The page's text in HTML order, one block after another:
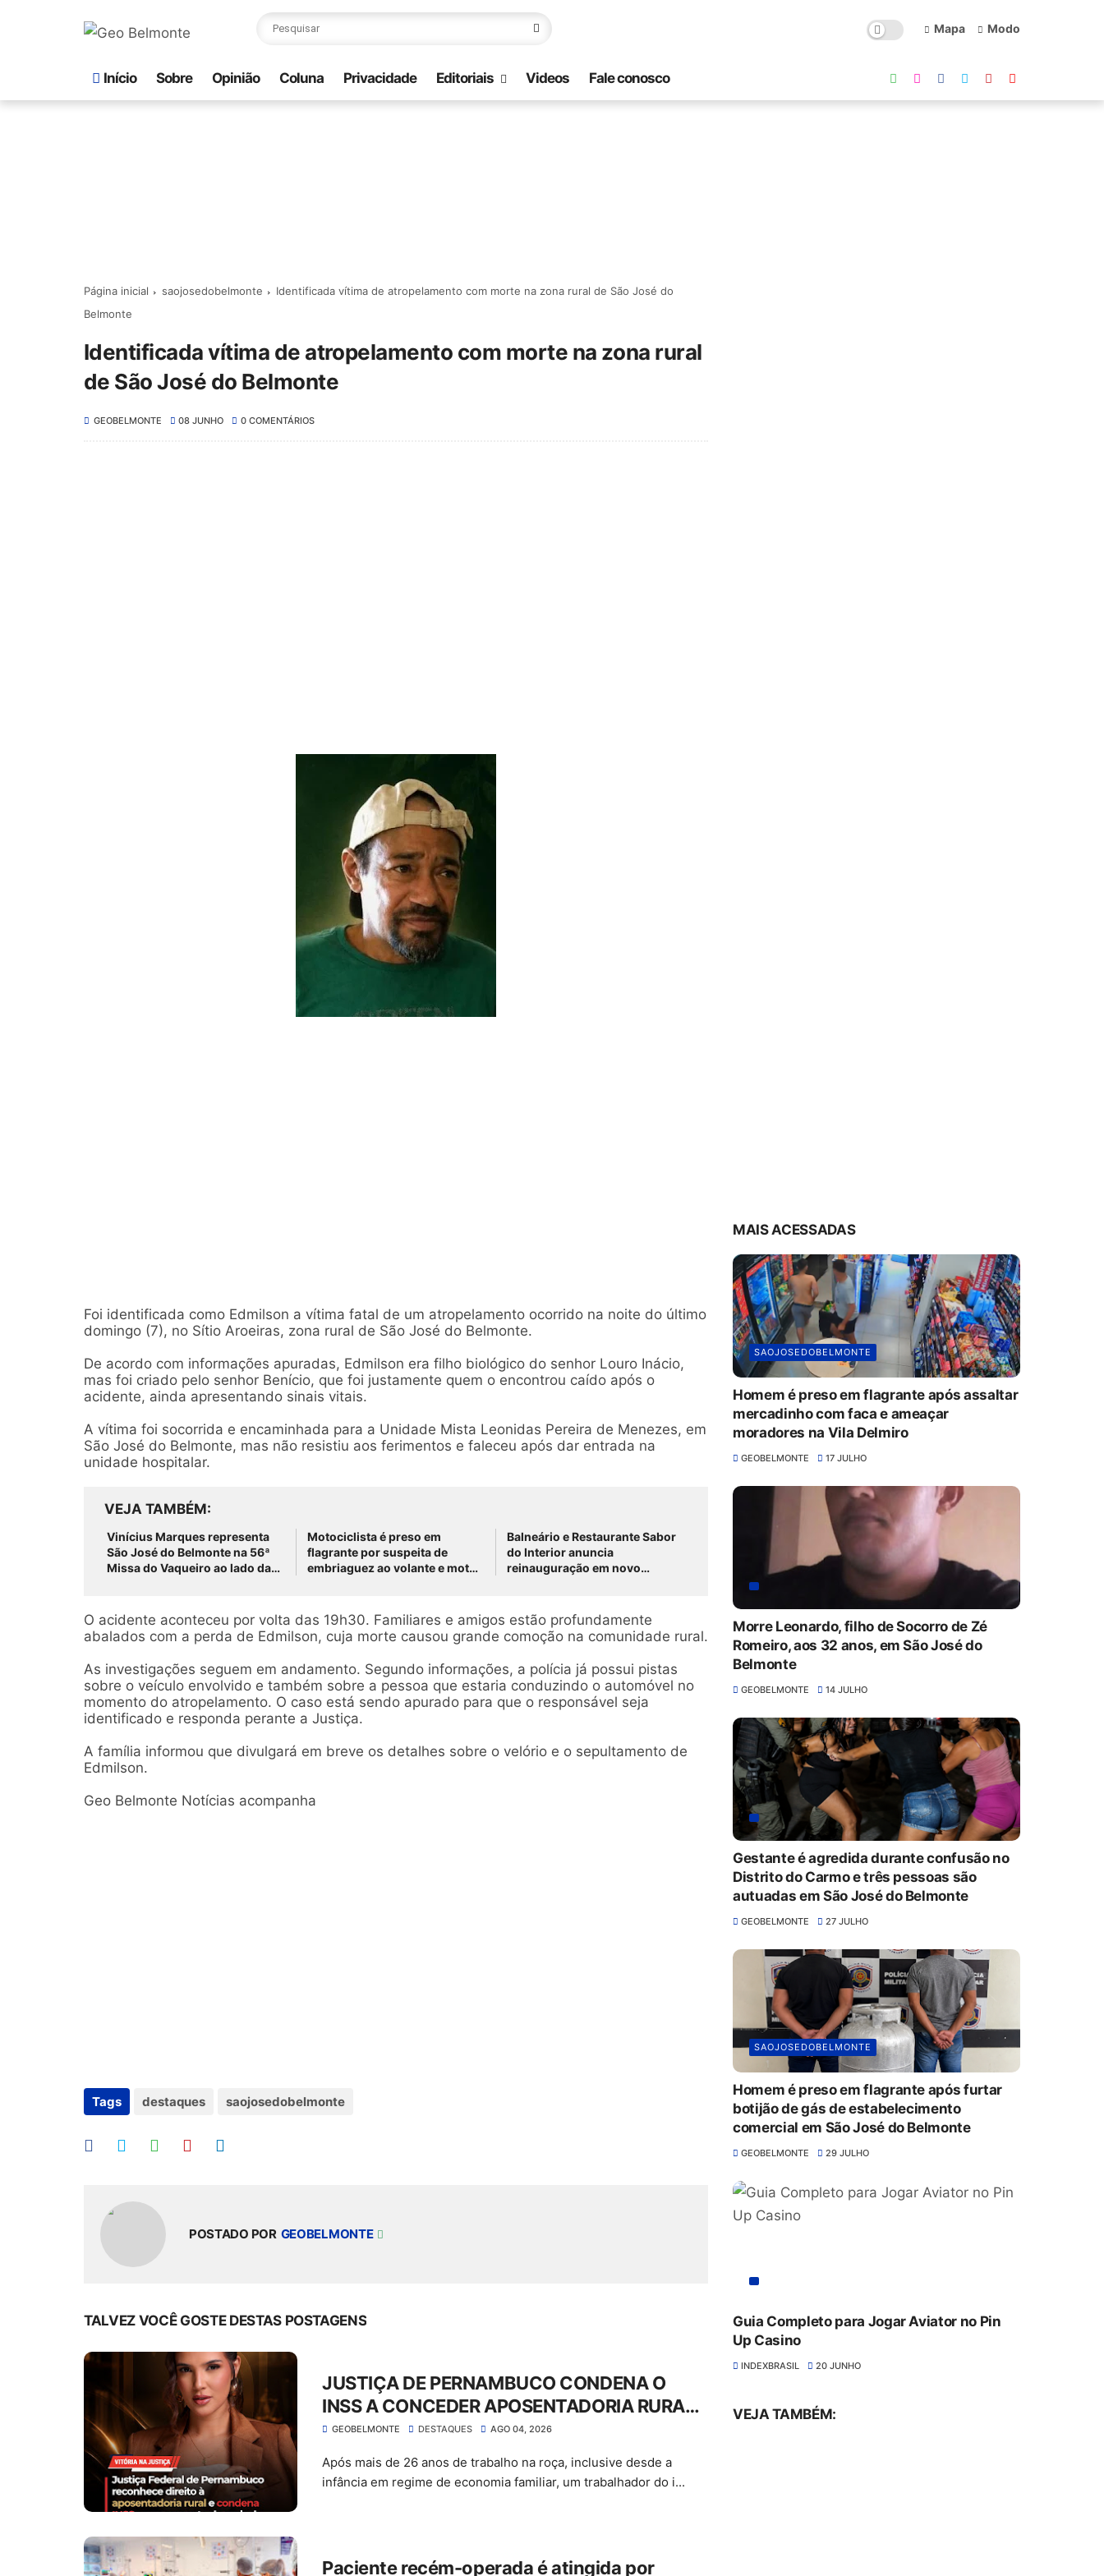
Mapa Modo
Início Sobre Opinião Coluna Privacidade Editoriais Videos Fale conosco
Página inicial saojosedobelmonte
Identificada vítima de atropelamento com morte na zona rural de São José do
Belmonte
Identificada vítima de atropelamento com morte na zona rural
de São José do Belmonte
GEOBELMONTE 08 JUNHO 0 COMENTÁRIOS
Foi identificada como Edmilson a vítima fatal de um atropelamento ocorrido na noite do último
domingo (7), no Sítio Aroeiras, zona rural de São José do Belmonte.
De acordo com informações apuradas, Edmilson era filho biológico do senhor Louro Inácio,
mas foi criado pelo senhor Benício, que foi justamente quem o encontrou caído após o
acidente, ainda apresentando sinais vitais.
A vítima foi socorrida e encaminhada para a Unidade Mista Leonidas Pereira de Menezes, em
São José do Belmonte, mas não resistiu aos ferimentos e faleceu após dar entrada na
unidade hospitalar.
VEJA TAMBÉM
Vinícius Marques representa
São José do Belmonte na 56ª
Missa do Vaqueiro ao lado da
Motociclista é preso em
flagrante por suspeita de
embriaguez ao volante e moto
Balneário e Restaurante Sabor
do Interior anuncia
reinauguração em novo
O acidente aconteceu por volta das 19h30. Familiares e amigos estão profundamente
abalados com a perda de Edmilson, cuja morte causou grande comoção na comunidade rural.
As investigações seguem em andamento. Segundo informações, a polícia já possui pistas
sobre o veículo envolvido e também sobre a pessoa que estaria conduzindo o automóvel no
momento do atropelamento. O caso está sendo apurado para que o responsável seja
identificado e responda perante a Justiça.
A família informou que divulgará em breve os detalhes sobre o velório e o sepultamento de
Edmilson.
Geo Belmonte Notícias acompanha
Tags destaques saojosedobelmonte
POSTADO POR GEOBELMONTE
TALVEZ VOCÊ GOSTE DESTAS POSTAGENS
JUSTIÇA DE PERNAMBUCO CONDENA O
INSS A CONCEDER APOSENTADORIA RURAL
E PAGAR MAIS DE R$ 30 MIL EM ATRASADOS
GEOBELMONTE DESTAQUES AGO 04, 2026
Após mais de 26 anos de trabalho na roça, inclusive desde a
infância em regime de economia familiar, um trabalhador do i...
Paciente recém-operada é atingida por
MAIS ACESSADAS
SAOJOSEDOBELMONTE
Homem é preso em flagrante após assaltar
mercadinho com faca e ameaçar
moradores na Vila Delmiro
GEOBELMONTE 17 JULHO
Morre Leonardo, filho de Socorro de Zé
Romeiro, aos 32 anos, em São José do
Belmonte
GEOBELMONTE 14 JULHO
Gestante é agredida durante confusão no
Distrito do Carmo e três pessoas são
autuadas em São José do Belmonte
GEOBELMONTE 27 JULHO
SAOJOSEDOBELMONTE
Homem é preso em flagrante após furtar
botijão de gás de estabelecimento
comercial em São José do Belmonte
GEOBELMONTE 29 JULHO
Guia Completo para Jogar Aviator no Pin
Up Casino
INDEXBRASIL 20 JUNHO
VEJA TAMBÉM: